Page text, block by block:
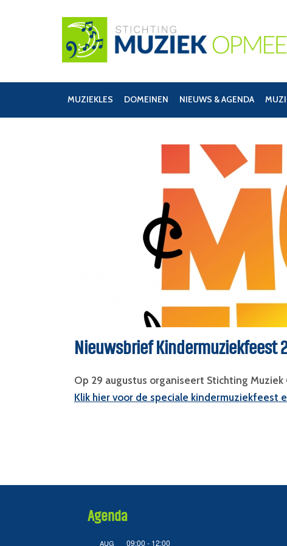
MUZIEKLES DOMEINEN NIEUWS & AGENDA
Nieuwsbrief Kindermuziekfeest
Op 29 augustus organiseert Stichting
Klik hier voor de speciale kindermuziekfeest
Agenda
AUG 09:00 - 12:00